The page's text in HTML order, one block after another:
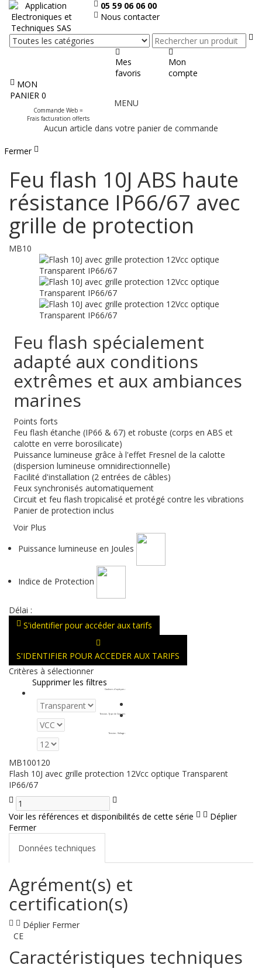
05 59 06 06 00
Nous contacter
Mes
favoris
Mon
compte
MON
PANIER 0
Commande Web =
Frais facturation offerts
le
MENU
Aucun article dans votre panier de commande
Fermer
Feu flash 10J ABS haute
résistance IP66/67 avec
grille de protection
MB10
Feu flash spécialement
adapté aux conditions
extrêmes et aux ambiances
marines
Points forts
Feu flash étanche (IP66 & 67) et robuste (corps en ABS et
calotte en verre borosilicate)
Puissance lumineuse grâce à l'effet Fresnel de la calotte
(dispersion lumineuse omnidirectionnelle)
Facilité d'installation (2 entrées de câbles)
Feux synchronisés automatiquement
Circuit et feu flash tropicalisé et protégé contre les vibrations
Panier de protection inclus
Voir Plus
Puissance lumineuse en Joules
Indice de Protection
Délai :
S'identifier pour accéder aux tarifs
S'IDENTIFIER POUR ACCEDER AUX TARIFS
Critères à sélectionner
Supprimer les filtres
Couleurs d'optiques :
Tension - Type de Courant :
Tension - Voltage :
MB100120
Flash 10J avec grille protection 12Vcc optique Transparent
IP66/67
Voir les références et disponibilités de cette série
Déplier
Fermer
Données techniques
Agrément(s) et
certification(s)
Déplier Fermer
CE
Caractéristiques techniques